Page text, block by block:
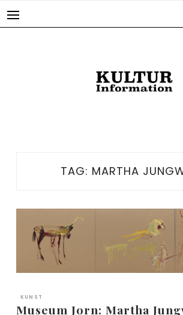
TAG: MARTHA
KUNST
Museum Jorn: Martha